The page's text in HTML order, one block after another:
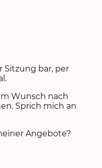
bar, per
Wunsch nach
Sprich mich an
Angebote?